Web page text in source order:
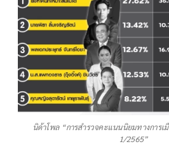
นิด้าโพล “การสำรวจคะแนนนิยมทางการเ
1/2565”